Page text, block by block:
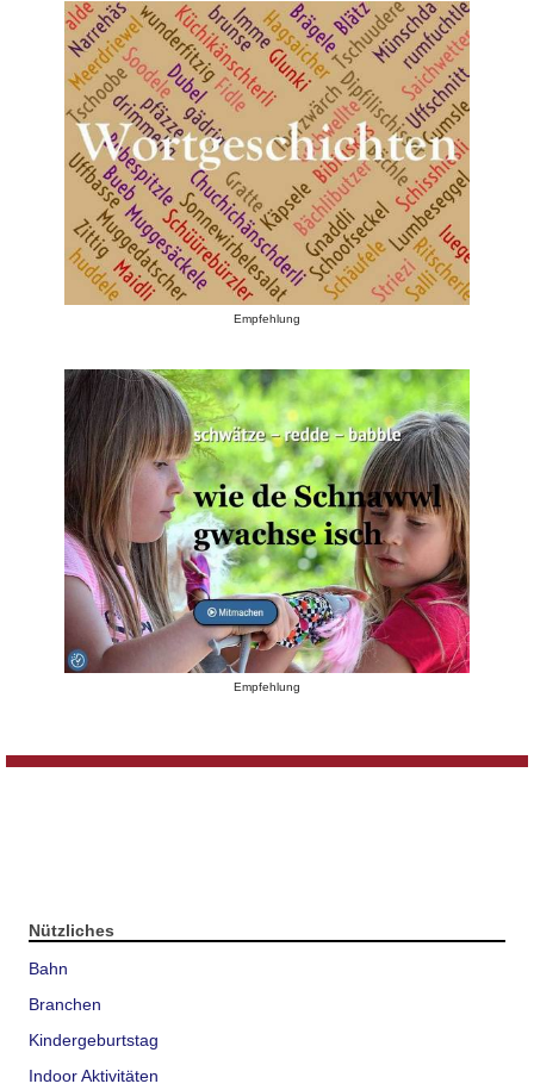
Empfehlung
Empfehlung
Nützliches
Bahn
Branchen
Kindergeburtstag
Indoor Aktivitäten